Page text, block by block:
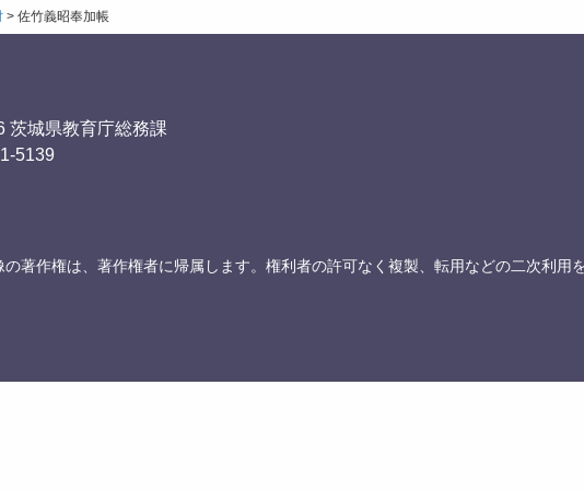
> 佐竹義昭奉加帳
茨城県教育庁総務課
5139
著作権は、著作権者に帰属します。権利者の許可なく複製、転用などの二次利用